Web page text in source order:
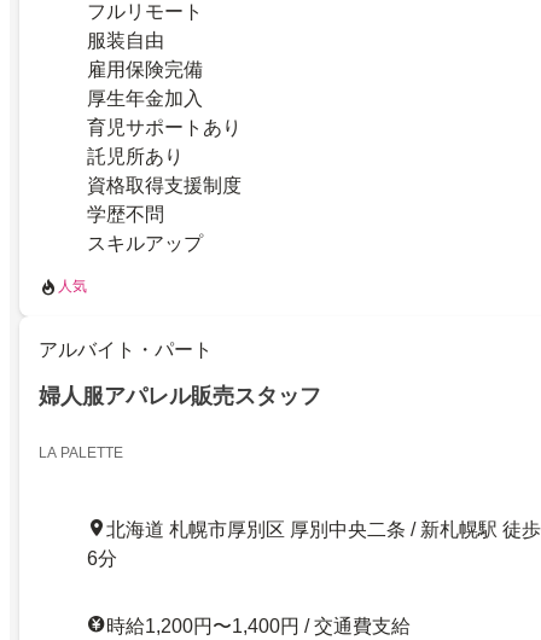
フルリモート
服装自由
雇用保険完備
厚生年金加入
育児サポートあり
託児所あり
資格取得支援制度
学歴不問
スキルアップ
人気
アルバイト・パート
婦人服アパレル販売スタッフ
LA PALETTE
北海道 札幌市厚別区 厚別中央二条 / 新札幌駅 徒歩
6分
時給1,200円〜1,400円 / 交通費支給